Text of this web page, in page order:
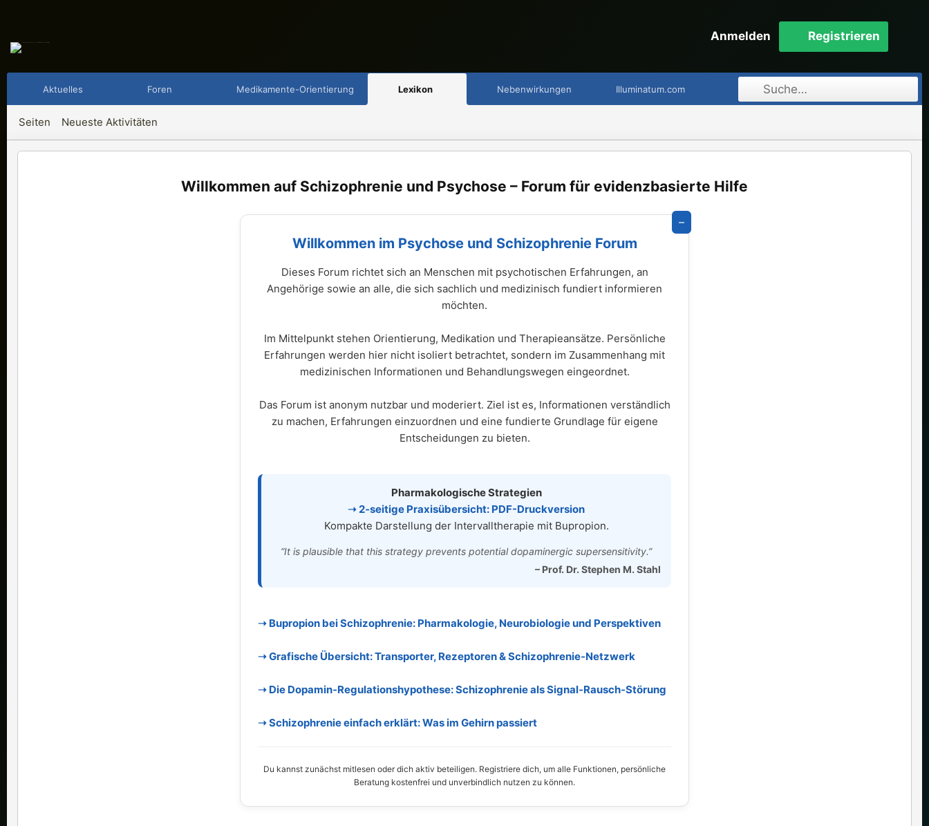
Anmelden Registrieren
Aktuelles Foren Medikamente-Orientierung Lexikon Nebenwirkungen Illuminatum.com
Seiten Neueste Aktivitäten
Schizophrenie und Psychose – Forum für evidenzbasierte Hilfe
–
Willkommen im Psychose und Schizophrenie Forum
Dieses Forum richtet sich an Menschen mit psychotischen Erfahrungen, an
Angehörige sowie an alle, die sich sachlich und medizinisch fundiert informieren
möchten.
Im Mittelpunkt stehen Orientierung, Medikation und Therapieansätze. Persönliche
Erfahrungen werden hier nicht isoliert betrachtet, sondern im Zusammenhang mit
medizinischen Informationen und Behandlungswegen eingeordnet.
Das Forum ist anonym nutzbar und moderiert. Ziel ist es, Informationen verständlich
zu machen, Erfahrungen einzuordnen und eine fundierte Grundlage für eigene
Entscheidungen zu bieten.
Pharmakologische Strategien
➝ 2‑seitige Praxisübersicht: PDF-Druckversion
Kompakte Darstellung der Intervalltherapie mit Bupropion.
“It is plausible that this strategy prevents potential dopaminergic supersensitivity.”
– Prof. Dr. Stephen M. Stahl
➝ Bupropion bei Schizophrenie: Pharmakologie, Neurobiologie und Perspektiven
➝ Grafische Übersicht: Transporter, Rezeptoren & Schizophrenie‑Netzwerk
➝ Die Dopamin‑Regulationshypothese: Schizophrenie als Signal‑Rausch‑Störung
➝ Schizophrenie einfach erklärt: Was im Gehirn passiert
Du kannst zunächst mitlesen oder dich aktiv beteiligen. Registriere dich, um alle Funktionen, persönliche
Beratung kostenfrei und unverbindlich nutzen zu können.